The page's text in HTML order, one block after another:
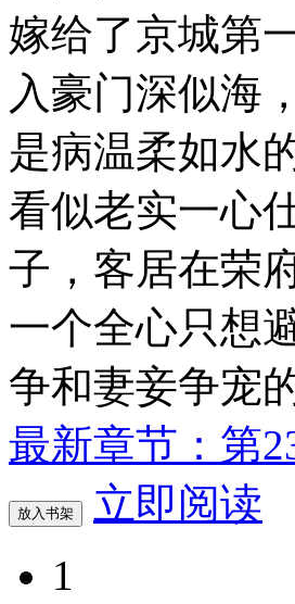
嫁给了京城
入豪门深似海
是病温柔如水
看似老实一心
子，客居在荣
一个全心只想
争和妻妾争宠
最新章节：第
放入书架
立即阅读
1